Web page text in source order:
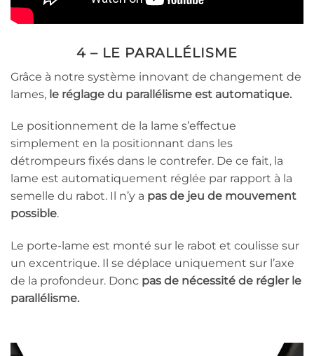
4 – LE PARALLÉLISME
Grâce à notre système innovant de changement de
lames, le réglage du parallélisme est automatique.
Le positionnement de la lame s’effectue
simplement en la positionnant dans les
détrompeurs fixés dans le contrefer. De ce fait, la
lame est automatiquement réglée par rapport à la
semelle du rabot. Il n’y a pas de jeu de mouvement
possible.
Le porte-lame est monté sur le rabot et coulisse sur
un excentrique. Il se déplace uniquement sur l’axe
de la profondeur. Donc pas de nécessité de régler le
parallélisme.